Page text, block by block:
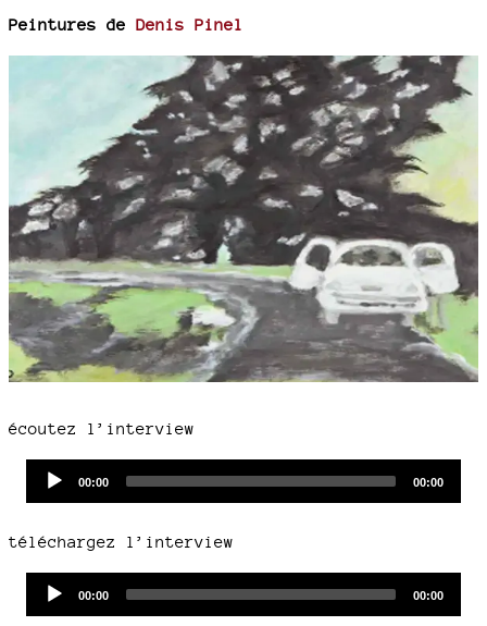
Peintures de Denis Pinel
écoutez l’interview
Current
00:00
Total
00:00
téléchargez l’interview
Current
00:00
Total
00:00